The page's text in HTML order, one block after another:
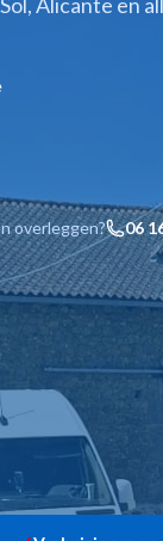
overleggen? 06